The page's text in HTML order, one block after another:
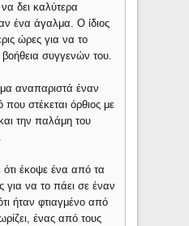
δει καλύτερα
ένα άγαλμα. Ο ίδιος
ώρες για να το
βοήθεια συγγενών του.
αναπαριστά έναν
στέκεται όρθιος με
την παλάμη του
έκοψε ένα από τα
για να το πάει σε έναν
ήταν φτιαγμένο από
ένας από τους